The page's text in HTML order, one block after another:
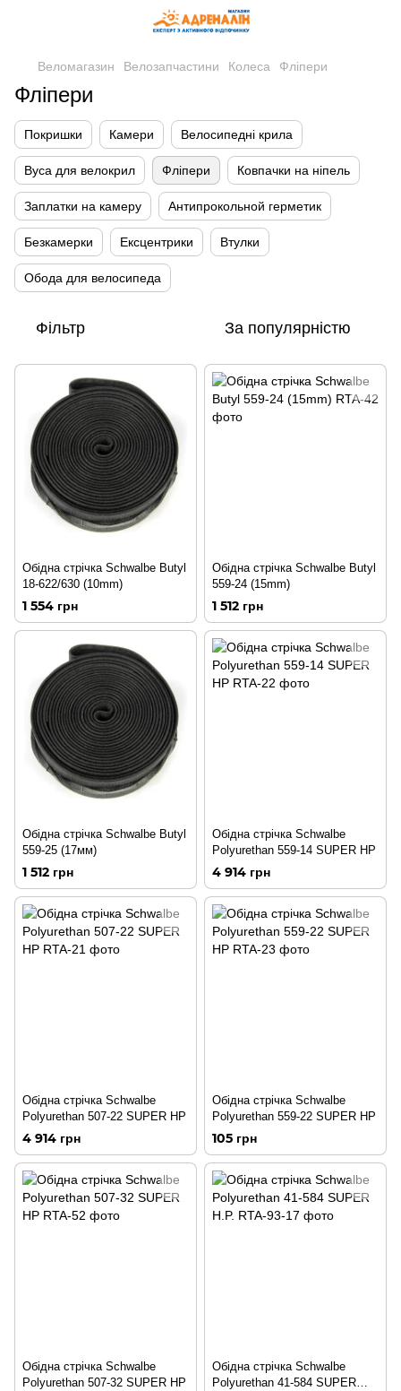
Веломагазин Велозапчастини Колеса Фліпери
Фліпери
Покришки Камери Велосипедні крила
Вуса для велокрил Фліпери Ковпачки на ніпель
Заплатки на камеру Антипрокольной герметик
Безкамерки Ексцентрики Втулки
Обода для велосипеда
Фільтр За популярністю
Обідна стрічка Schwalbe Butyl
18-622/630 (10mm)
1 554 грн
Обідна стрічка Schwalbe Butyl
559-24 (15mm)
1 512 грн
Обідна стрічка Schwalbe Butyl
559-25 (17мм)
1 512 грн
Обідна стрічка Schwalbe
Polyurethan 559-14 SUPER HP
4 914 грн
Обідна стрічка Schwalbe
Polyurethan 507-22 SUPER HP
4 914 грн
Обідна стрічка Schwalbe
Polyurethan 559-22 SUPER HP
105 грн
Обідна стрічка Schwalbe
Polyurethan 507-32 SUPER HP
Обідна стрічка Schwalbe
Polyurethan 41-584 SUPER